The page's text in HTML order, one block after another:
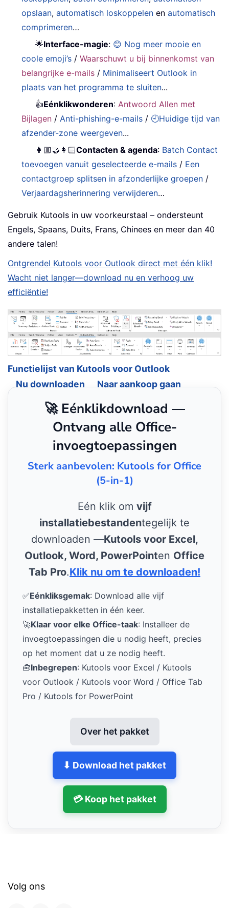
opslaan,automatisch loskoppelen enautomatisch
comprimeren…
🌟Interface-magie: 😊 Nog meer mooie en
coole emoji’s /Waarschuwt u bij binnenkomst van
belangrijke e-mails / Minimaliseert Outlook in
plaats van het programma te sluiten...
👍Eénklikwonderen:Antwoord Allen met
Bijlagen /Anti-phishing-e-mails / 🕘Huidige tijd van
afzender-zone weergeven...
👩🏼‍🤝‍👩🏻Contacten & agenda: Batch Contact
toevoegen vanuit geselecteerde e-mails / Een
contactgroep splitsen in afzonderlijke groepen /
Verjaardagsherinnering verwijderen…
Gebruik Kutools in uw voorkeurstaal – ondersteunt
Engels, Spaans, Duits, Frans, Chinees en meer dan 40
andere talen!
Ontgrendel Kutools voor Outlook direct met één klik!
Wacht niet langer—download nu en verhoog uw
efficiëntie!
Functielijst van Kutools voor Outlook
Nu downloaden
Naar aankoop gaan
🚀 Eénklikdownload —
Ontvang alle Office-
invoegtoepassingen
Sterk aanbevolen: Kutools for Office
(5-in-1)
Eén klik om vijf
installatiebestandentegelijk te
downloaden —Kutools voor Excel,
Outlook, Word, PowerPointen Office
Tab Pro.Klik nu om te downloaden!
✅Eénkliksgemak: Download alle vijf
installatiepakketten in één keer.
🚀Klaar voor elke Office-taak: Installeer de
invoegtoepassingen die u nodig heeft, precies
op het moment dat u ze nodig heeft.
🧰Inbegrepen: Kutools voor Excel / Kutools
voor Outlook / Kutools voor Word / Office Tab
Pro / Kutools for PowerPoint
Over het pakket
⬇ Download het pakket
💳 Koop het pakket
Volg ons